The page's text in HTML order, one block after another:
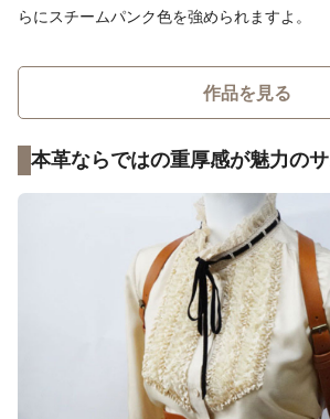
らにスチームパンク色を強められますよ。
作品を見る
本革ならではの重厚感が魅力の